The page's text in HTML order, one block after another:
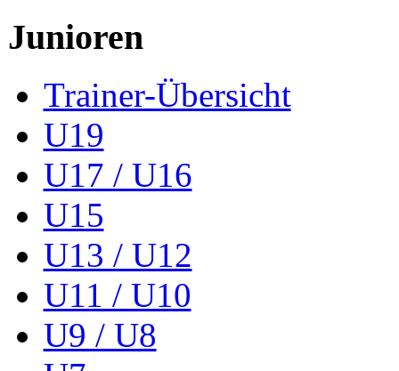
Junioren
Trainer-Übersicht
U19
U17 / U16
U15
U13 / U12
U11 / U10
U9 / U8